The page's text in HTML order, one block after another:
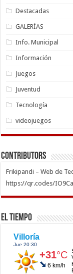
Destacadas
GALERÍAS
Info. Municipal
Información
Juegos
Juventud
Tecnología
videojuegos
Contributors
Frikipandi – Web de
https://qr.codes/
El Tiempo